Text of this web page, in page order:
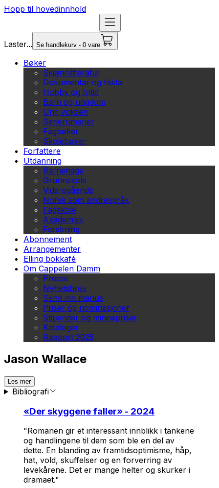
Hopp til hovedinnhold
Laster... Se handlekurv - 0 vare
Bøker
Skjønnlitteratur
Dokumentar og fakta
Hobby og fritid
Barn og ungdom
Ung voksen
Serieromaner
Fagbøker
Skolebøker
Forfattere
Utdanning
Barnehage
Grunnskole
Videregående
Norsk som andrespråk
Fagskole
Akademisk
Forskning
Abonnement
Arrangementer
Elling bokkafé
Om Cappelen Damm
Presse
Nyhetsbrev
Send inn manus
Priser og nominasjoner
Stipender og minnepriser
Kataloger
Rapport 2025
Jason Wallace
Les mer
Bibliografi
«Der skyggene faller» - 2024
"Romanen gir et interessant innblikk i tankene
og handlingene til dem som ble en del av
dette. En blanding av framtidsoptimisme, håp,
hat, vold, skuffelser og en forverring av
levekårene. Det er mange helter og skurker i
dramaet."